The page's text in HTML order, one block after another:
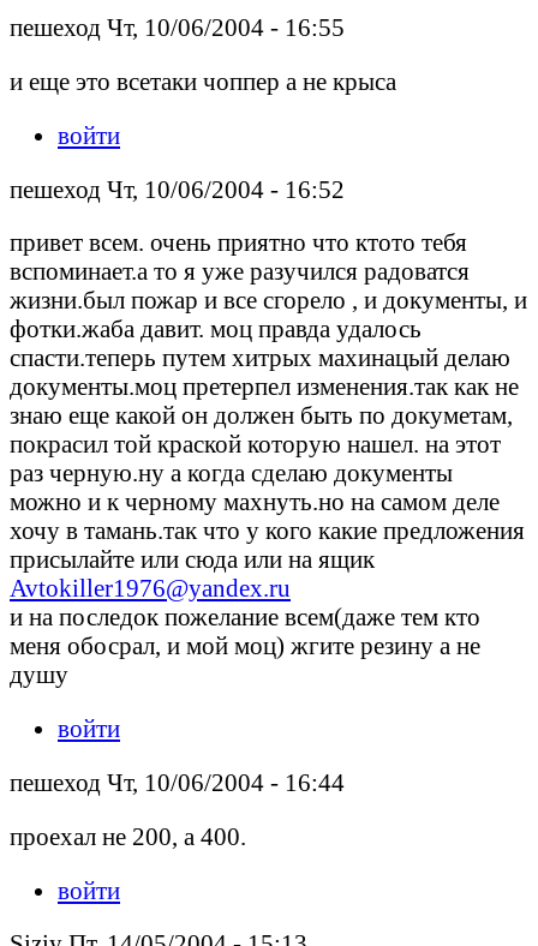
пешеход Чт, 10/06/2004 - 16:55
и еще это всетаки чоппер а не крыса
войти
пешеход Чт, 10/06/2004 - 16:52
привет всем. очень приятно что ктото тебя
вспоминает.а то я уже разучился радоватся
жизни.был пожар и все сгорело , и документы, и
фотки.жаба давит. моц правда удалось
спасти.теперь путем хитрых махинацый делаю
документы.моц претерпел изменения.так как не
знаю еще какой он должен быть по докуметам,
покрасил той краской которую нашел. на этот
раз черную.ну а когда сделаю документы
можно и к черному махнуть.но на самом деле
хочу в тамань.так что у кого какие предложения
присылайте или сюда или на ящик
Avtokiller1976@yandex.ru
и на последок пожелание всем(даже тем кто
меня обосрал, и мой моц) жгите резину а не
душу
войти
пешеход Чт, 10/06/2004 - 16:44
проехал не 200, а 400.
войти